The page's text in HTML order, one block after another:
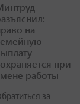
на
при
работы
за